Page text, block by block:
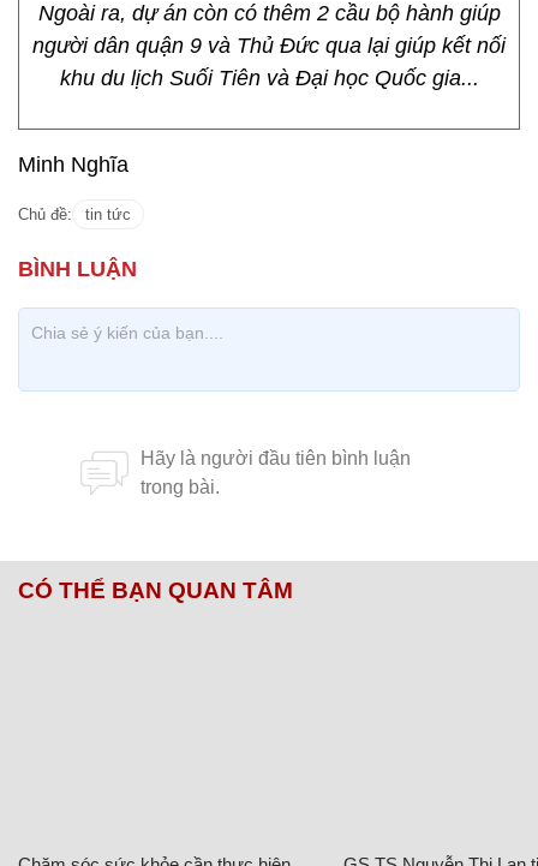
Ngoài ra, dự án còn có thêm 2 cầu bộ hành giúp
người dân quận 9 và Thủ Đức qua lại giúp kết nối
khu du lịch Suối Tiên và Đại học Quốc gia...
Minh Nghĩa
Chủ đề: tin tức
CÓ THỂ BẠN QUAN TÂM